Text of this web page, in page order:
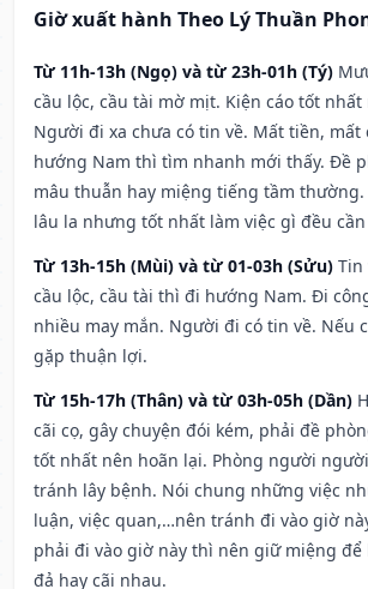
Giờ xuất hành Theo Lý Thuần
Từ 11h-13h (Ngọ) và từ 23h-01h (Tý)
cầu lộc, cầu tài mờ mịt. Kiện cáo tốt nhất
Người đi xa chưa có tin về. Mất tiền, mất
hướng Nam thì tìm nhanh mới thấy. Đề
mâu thuẫn hay miệng tiếng tầm thường.
lâu la nhưng tốt nhất làm việc gì đều cần
Từ 13h-15h (Mùi) và từ 01-03h (Sửu) Tin
cầu lộc, cầu tài thì đi hướng Nam. Đi
nhiều may mắn. Người đi có tin về. Nếu
gặp thuận lợi.
Từ 15h-17h (Thân) và từ 03h-05h (Dần)
cãi cọ, gây chuyện đói kém, phải đề
tốt nhất nên hoãn lại. Phòng người
tránh lây bệnh. Nói chung những việc
luận, việc quan,…nên tránh đi vào giờ
phải đi vào giờ này thì nên giữ miệng để
đả hay cãi nhau.